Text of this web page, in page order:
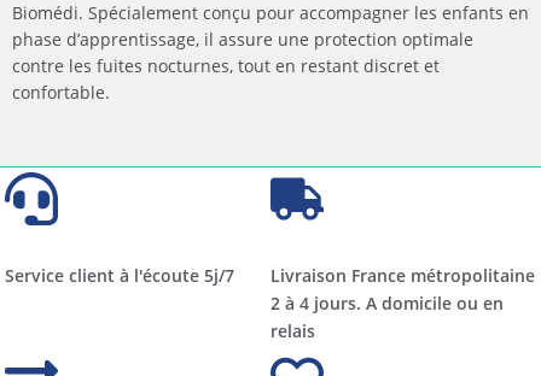
Biomédi. Spécialement conçu pour accompagner les enfants en
phase d’apprentissage, il assure une protection optimale
contre les fuites nocturnes, tout en restant discret et
confortable.
Service client à l'écoute 5j/7
Livraison France métropolitaine
2 à 4 jours. A domicile ou en
relais​​